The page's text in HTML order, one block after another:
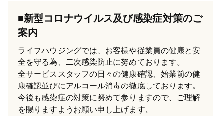
■新型コロナウイルス及び感染症対策のご
案内
ライフハウジングでは、お客様や従業員の健康と安
全を守る為、二次感染防止に努めております。
全サービススタッフの日々の健康確認、始業前の健
康確認並びにアルコール消毒の徹底しております。
今後も感染症の対策に努めて参りますので、ご理解
を賜りますようお願い申し上げます。